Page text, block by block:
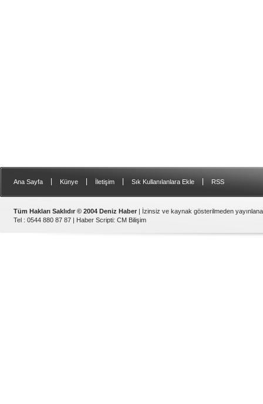
Ana Sayfa Künye İletişim Sık Kullanılanlara Ekle RSS
Tüm Hakları Saklıdır © 2004 Deniz Haber | İzinsiz ve kaynak gösterilmeden
Tel : 0544 880 87 87 | Haber Scripti: CM Bilişim